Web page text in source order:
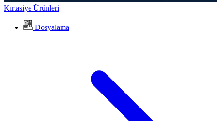
Kırtasiye Ürünleri
Dosyalama